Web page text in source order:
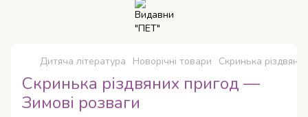
Дитяча література Новорічні товари Скринька
Скринька різдвяних пригод —
Зимові розваги